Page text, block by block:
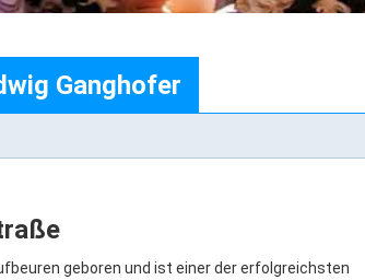
Ganghofer
geboren und ist einer der erfolgreichsten